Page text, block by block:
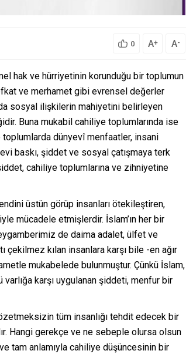
0 A+ A-
hak ve hürriyetinin korunduğu bir toplumun
ve merhamet gibi evrensel değerler
sosyal ilişkilerin mahiyetini belirleyen
Buna mukabil cahiliye toplumlarında ise
dünyevî menfaatler, insani
baskı, şiddet ve sosyal çatışmaya terk
cahiliye toplumlarına ve zihniyetine
üstün görüp insanları ötekileştiren,
mücadele etmişlerdir. İslam’ın her bir
de daima adalet, ülfet ve
çekilmez kılan insanlara karşı bile -en ağır
mukabelede bulunmuştur. Çünkü İslam,
karşı uygulanan şiddeti, menfur bir
tüm insanlığı tehdit edecek bir
Hangi gerekçe ve ne sebeple olursa olsun
tam anlamıyla cahiliye düşüncesinin bir